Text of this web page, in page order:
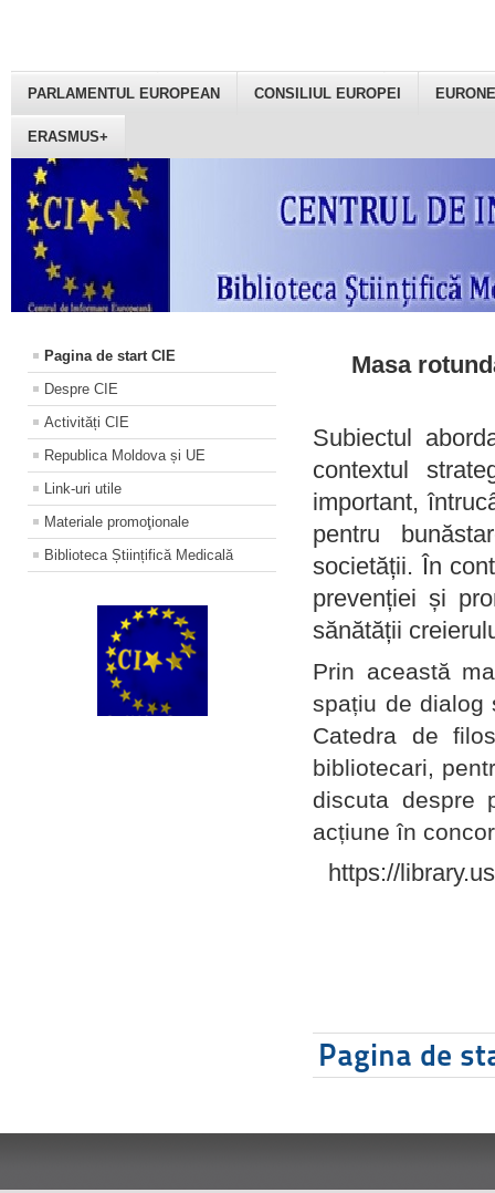
PARLAMENTUL EUROPEAN CONSILIUL EUROPEI
ERASMUS+
Pagina de start CIE
Despre CIE
Activități CIE
Republica Moldova și UE
Link-uri utile
Materiale promoţionale
Biblioteca Științifică Medicală
Masa
Subiectul
contextul
important,
pentru
societății. În
prevenției și
sănătății
Prin această
spațiu de dialog
Catedra de
bibliotecari,
discuta despre
acțiune în
https://
Pagina de